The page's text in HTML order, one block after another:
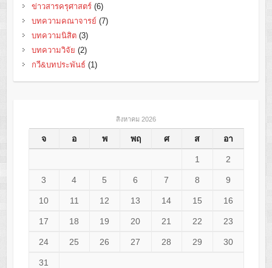
ข่าวสารครุศาสตร์(6)
บทความคณาจารย์ (7)
บทความนิสิต(3)
บทความวิจัย (2)
กวี&บทประพันธ์ (1)
สิงหาคม 2026
จ อ พ พฤ ศ ส อา
1 2
3 4 5 6 7 8 9
10 11 12 13 14 15 16
17 18 19 20 21 22 23
24 25 26 27 28 29 30
31